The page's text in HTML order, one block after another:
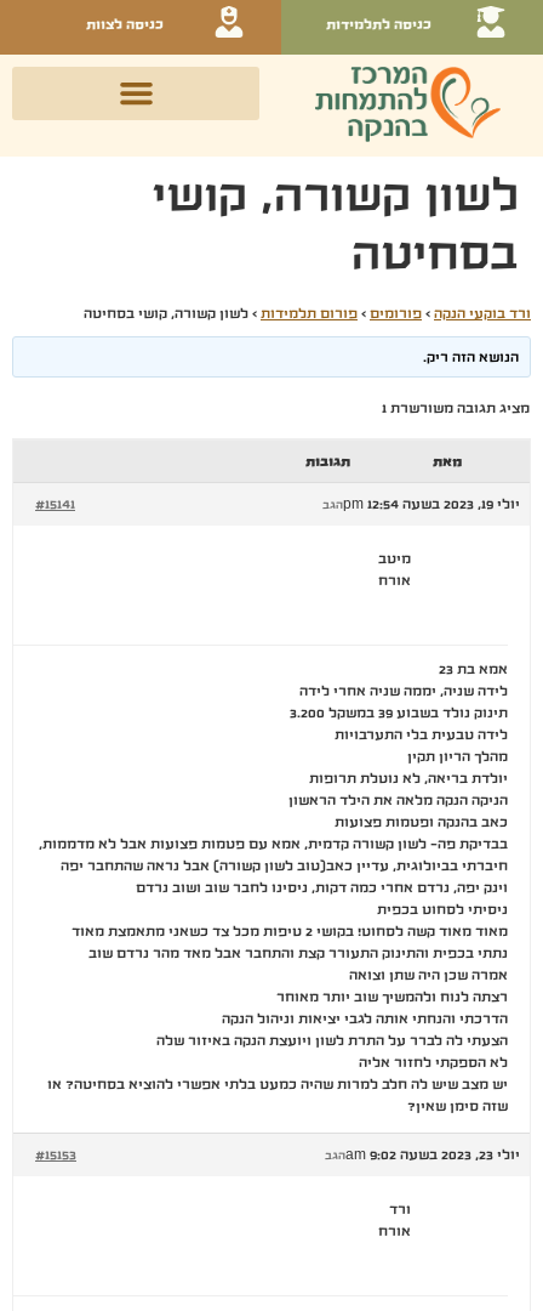
כניסה לתלמידות כניסה לצוות
לשון קשורה, קושי
בסחיטה
ורד בוקעי הנקה › פורומים › פורום תלמידות › לשון קשורה, קושי בסחיטה
הנושא הזה ריק.
מציג תגובה משורשרת 1
מאת תגובות
יולי 19, 2023 בשעה 12:54 pm #15141 הגב
מיטב
אורח
אמא בת 23
לידה שניה, יממה שניה אחרי לידה
תינוק נולד בשבוע 39 במשקל 3.200
לידה טבעית בלי התערבויות
מהלך הריון תקין
יולדת בריאה, לא נוטלת תרופות
הניקה הנקה מלאה את הילד הראשון
כאב בהנקה ופטמות פצועות
בבדיקת פה- לשון קשורה קדמית, אמא עם פטמות פצועות אבל לא מדממות,
חיברתי בביולוגית, עדיין כאב(טוב לשון קשורה) אבל נראה שהתחבר יפה
וינק יפה, נרדם אחרי כמה דקות, ניסינו לחבר שוב ושוב נרדם
ניסיתי לסחוט בכפית
מאוד מאוד קשה לסחוט! בקושי 2 טיפות מכל צד כשאני מתאמצת מאוד
נתתי בכפית והתינוק התעורר קצת והתחבר אבל מאד מהר נרדם שוב
אמרה שכן היה שתן וצואה
רצתה לנוח ולהמשיך שוב יותר מאוחר
הדרכתי והנחתי אותה לגבי יציאות וניהול הנקה
הצעתי לה לברר על התרת לשון ויועצת הנקה באיזור שלה
לא הספקתי לחזור אליה
יש מצב שיש לה חלב למרות שהיה כמעט בלתי אפשרי להוציא בסחיטה? או
שזה סימן שאין?
יולי 23, 2023 בשעה 9:02 am #15153 הגב
ורד
אורח